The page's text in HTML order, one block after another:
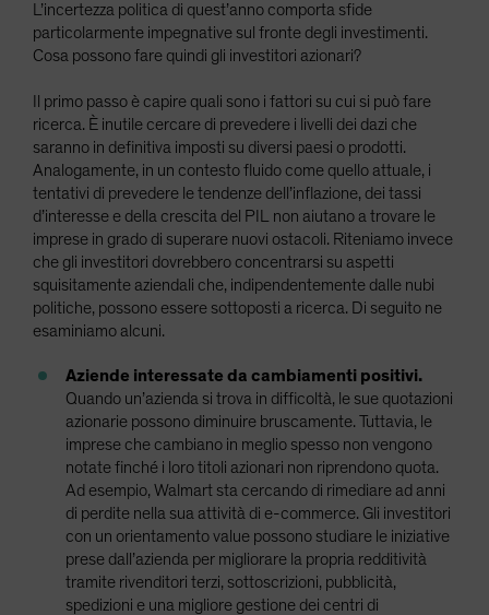
L’incertezza politica di quest’anno comporta sfide
particolarmente impegnative sul fronte degli investimenti.
Cosa possono fare quindi gli investitori azionari?
Il primo passo è capire quali sono i fattori su cui si può fare
ricerca. È inutile cercare di prevedere i livelli dei dazi che
saranno in definitiva imposti su diversi paesi o prodotti.
Analogamente, in un contesto fluido come quello attuale, i
tentativi di prevedere le tendenze dell’inflazione, dei tassi
d’interesse e della crescita del PIL non aiutano a trovare le
imprese in grado di superare nuovi ostacoli. Riteniamo invece
che gli investitori dovrebbero concentrarsi su aspetti
squisitamente aziendali che, indipendentemente dalle nubi
politiche, possono essere sottoposti a ricerca. Di seguito ne
esaminiamo alcuni.
Aziende interessate da cambiamenti positivi.
Quando un’azienda si trova in difficoltà, le sue quotazioni
azionarie possono diminuire bruscamente. Tuttavia, le
imprese che cambiano in meglio spesso non vengono
notate finché i loro titoli azionari non riprendono quota.
Ad esempio, Walmart sta cercando di rimediare ad anni
di perdite nella sua attività di e-commerce. Gli investitori
con un orientamento value possono studiare le iniziative
prese dall’azienda per migliorare la propria redditività
tramite rivenditori terzi, sottoscrizioni, pubblicità,
spedizioni e una migliore gestione dei centri di